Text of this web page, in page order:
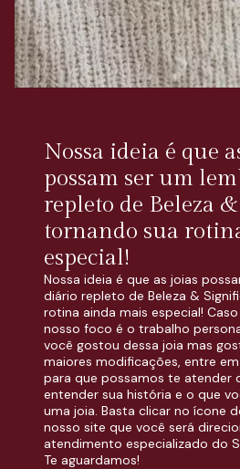
Nossa ideia é que
possam ser um
repleto de Beleza
tornando sua
especial!
Nossa ideia é que as joias
diário repleto de Beleza &
rotina ainda mais especial!
nosso foco é o trabalho
você gostou dessa joia mas
maiores modificações, entre
para que possamos te atender
entender sua história e o que
uma joia. Basta clicar no ícone
nosso site que você será
atendimento especializado do
Te aguardamos!